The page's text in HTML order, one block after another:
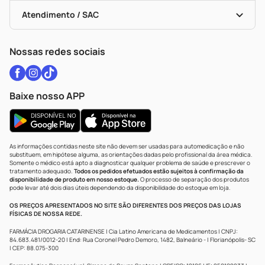
Bulas De A A Z
Políticas De Marketplace
Autoteste Covid-19
Vacinas
Portal Da Privacidade
Atendimento / SAC
Nossas redes sociais
Baixe nosso APP
As informações contidas neste site não devem ser usadas para automedicação e não
substituem, em hipótese alguma, as orientações dadas pelo profissional da área médica.
Somente o médico está apto a diagnosticar qualquer problema de saúde e prescrever o
tratamento adequado. Todos os pedidos efetuados estão sujeitos à confirmação da
disponibilidade de produto em nosso estoque.O processo de separação dos produtos
pode levar até dois dias úteis dependendo da disponibilidade do estoque em loja.
OS PREÇOS APRESENTADOS NO SITE SÃO DIFERENTES DOS PREÇOS DAS LOJAS
FÍSICAS DE NOSSA REDE.
FARMÁCIA DROGARIA CATARINENSE | Cia Latino Americana de Medicamentos | CNPJ:
84.683.481/0012-20 | End: Rua Coronel Pedro Demoro, 1482, Balneário - | Florianópolis- SC
| CEP: 88.075-300